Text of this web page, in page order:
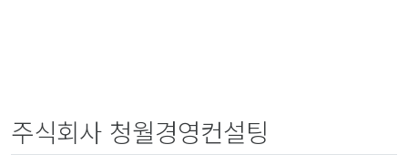
주식회사 청월경영컨설팅